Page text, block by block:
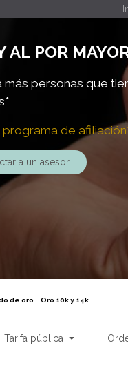
AL POR
más personas que
de
a un asesor
de oro Oro 10k y 14k
Tarifa pública